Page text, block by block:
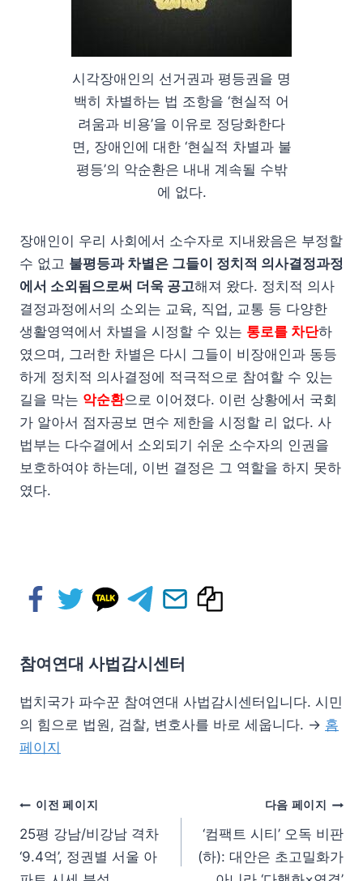
시각장애인의 선거권과 평등권을 명
백히 차별하는 법 조항을 ‘현실적 어
려움과 비용’을 이유로 정당화한다
면, 장애인에 대한 ‘현실적 차별과 불
평등’의 악순환은 내내 계속될 수밖
에 없다.
장애인이 우리 사회에서 소수자로 지내왔음은 부정할
수 없고 불평등과 차별은 그들이 정치적 의사결정과정
에서 소외됨으로써 더욱 공고해져 왔다. 정치적 의사
결정과정에서의 소외는 교육, 직업, 교통 등 다양한
생활영역에서 차별을 시정할 수 있는 통로를 차단하
였으며, 그러한 차별은 다시 그들이 비장애인과 동등
하게 정치적 의사결정에 적극적으로 참여할 수 있는
길을 막는 악순환으로 이어졌다. 이런 상황에서 국회
가 알아서 점자공보 면수 제한을 시정할 리 없다. 사
법부는 다수결에서 소외되기 쉬운 소수자의 인권을
보호하여야 하는데, 이번 결정은 그 역할을 하지 못하
였다.
참여연대 사법감시센터
법치국가 파수꾼 참여연대 사법감시센터입니다. 시민
의 힘으로 법원, 검찰, 변호사를 바로 세웁니다. → 홈
페이지
이전 페이지
25평 강남/비강남 격차
‘9.4억’, 정권별 서울 아
다음 페이지
‘컴팩트 시티’ 오독 비판
(하): 대안은 초고밀화가